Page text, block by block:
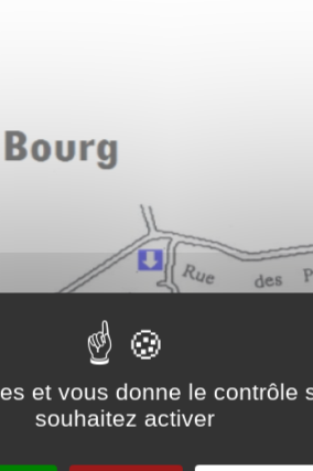
et vous donne le contrôle
souhaitez activer